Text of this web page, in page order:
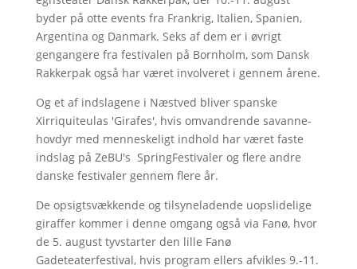
byder på otte events fra Frankrig, Italien, Spanien,
Argentina og Danmark. Seks af dem er i øvrigt
gengangere fra festivalen på Bornholm, som Dansk
Rakkerpak også har været involveret i gennem årene.
Og et af indslagene i Næstved bliver spanske
Xirriquiteulas 'Girafes', hvis omvandrende savanne-
hovdyr med menneskeligt indhold har været faste
indslag på ZeBU's SpringFestivaler og flere andre
danske festivaler gennem flere år.
De opsigtsvækkende og tilsyneladende uopslidelige
giraffer kommer i denne omgang også via Fanø, hvor
de 5. august tyvstarter den lille Fanø
Gadeteaterfestival, hvis program ellers afvikles 9.-11.